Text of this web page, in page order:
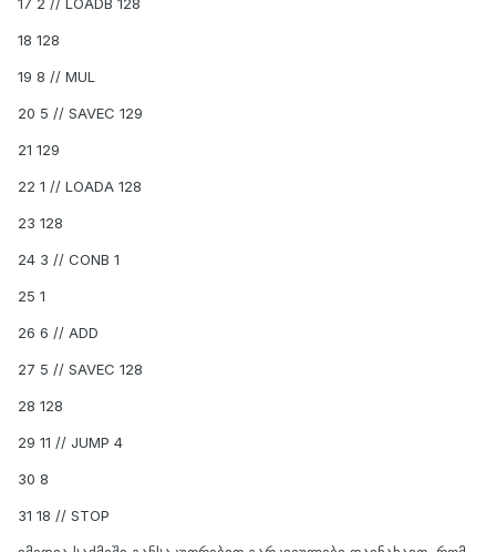
17 2 // LOADB 128
18 128
19 8 // MUL
20 5 // SAVEC 129
21 129
22 1 // LOADA 128
23 128
24 3 // CONB 1
25 1
26 6 // ADD
27 5 // SAVEC 128
28 128
29 11 // JUMP 4
30 8
31 18 // STOP